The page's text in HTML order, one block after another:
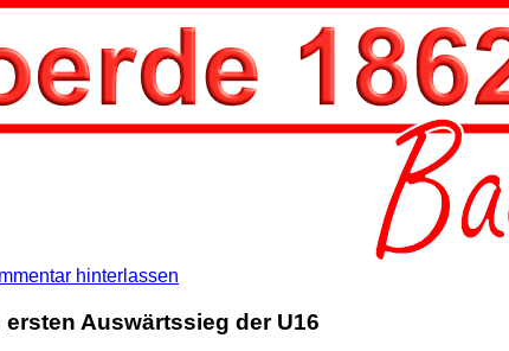
hinterlassen
Auswärtssieg der U16